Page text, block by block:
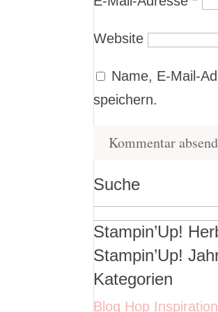
Website
Name, E-Mail-
speichern.
Suche
Suchen
nach:
Stampin’Up!
Stampin’Up!
Kategorien
Blog Hop